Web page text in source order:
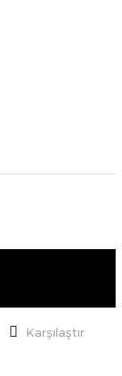
Karşılaştır